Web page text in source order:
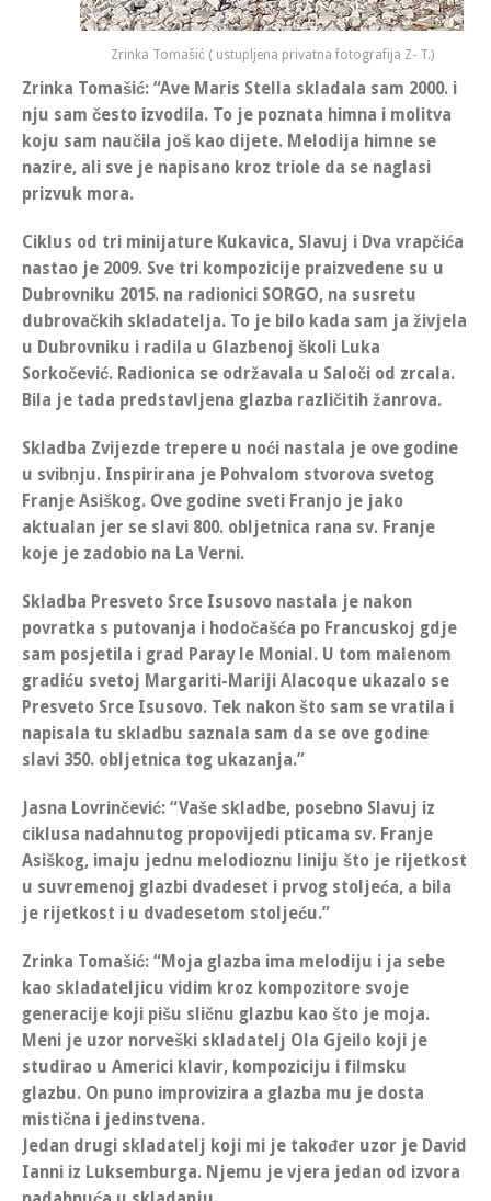
Zrinka Tomašić ( ustupljena privatna fotografija Z- T.)
Zrinka Tomašić: “Ave Maris Stella skladala sam 2000. i
nju sam često izvodila. To je poznata himna i molitva
koju sam naučila još kao dijete. Melodija himne se
nazire, ali sve je napisano kroz triole da se naglasi
prizvuk mora.
Ciklus od tri minijature Kukavica, Slavuj i Dva vrapčića
nastao je 2009. Sve tri kompozicije praizvedene su u
Dubrovniku 2015. na radionici SORGO, na susretu
dubrovačkih skladatelja. To je bilo kada sam ja živjela
u Dubrovniku i radila u Glazbenoj školi Luka
Sorkočević. Radionica se održavala u Saloči od zrcala.
Bila je tada predstavljena glazba različitih žanrova.
Skladba Zvijezde trepere u noći nastala je ove godine
u svibnju. Inspirirana je Pohvalom stvorova svetog
Franje Asiškog. Ove godine sveti Franjo je jako
aktualan jer se slavi 800. obljetnica rana sv. Franje
koje je zadobio na La Verni.
Skladba Presveto Srce Isusovo nastala je nakon
povratka s putovanja i hodočašća po Francuskoj gdje
sam posjetila i grad Paray le Monial. U tom malenom
gradiću svetoj Margariti-Mariji Alacoque ukazalo se
Presveto Srce Isusovo. Tek nakon što sam se vratila i
napisala tu skladbu saznala sam da se ove godine
slavi 350. obljetnica tog ukazanja.”
Jasna Lovrinčević: “Vaše skladbe, posebno Slavuj iz
ciklusa nadahnutog propovijedi pticama sv. Franje
Asiškog, imaju jednu melodioznu liniju što je rijetkost
u suvremenoj glazbi dvadeset i prvog stoljeća, a bila
je rijetkost i u dvadesetom stoljeću.”
Zrinka Tomašić: “Moja glazba ima melodiju i ja sebe
kao skladateljicu vidim kroz kompozitore svoje
generacije koji pišu sličnu glazbu kao što je moja.
Meni je uzor norveški skladatelj Ola Gjeilo koji je
studirao u Americi klavir, kompoziciju i filmsku
glazbu. On puno improvizira a glazba mu je dosta
mistična i jedinstvena.
Jedan drugi skladatelj koji mi je također uzor je David
Ianni iz Luksemburga. Njemu je vjera jedan od izvora